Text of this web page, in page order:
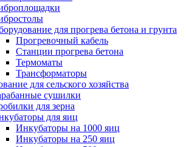
для прогрева бетона и грунта
Прогревочный кабель
Станции прогрева бетона
Термоматы
Трансформаторы
для сельского хозяйства
сушилки
для зерна
для яиц
Инкубаторы на 1000 яиц
Инкубаторы на 250 яиц